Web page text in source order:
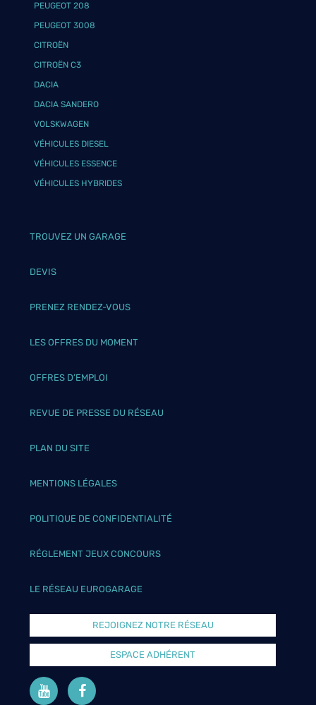
PEUGEOT 208
PEUGEOT 3008
CITROËN
CITROËN C3
DACIA
DACIA SANDERO
VOLSKWAGEN
VÉHICULES DIESEL
VÉHICULES ESSENCE
VÉHICULES HYBRIDES
TROUVEZ UN GARAGE
DEVIS
PRENEZ RENDEZ-VOUS
LES OFFRES DU MOMENT
OFFRES D’EMPLOI
REVUE DE PRESSE DU RÉSEAU
PLAN DU SITE
MENTIONS LÉGALES
POLITIQUE DE CONFIDENTIALITÉ
RÉGLEMENT JEUX CONCOURS
LE RÉSEAU EUROGARAGE
REJOIGNEZ NOTRE RÉSEAU
ESPACE ADHÉRENT